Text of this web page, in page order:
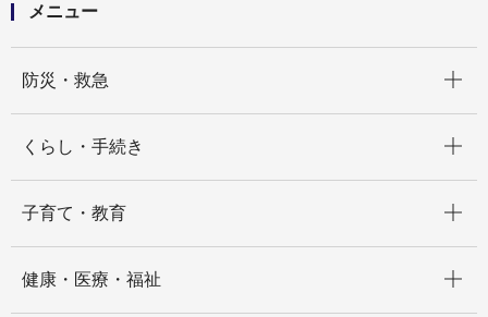
メニュー
防災・救急
くらし・手続き
子育て・教育
健康・医療・福祉